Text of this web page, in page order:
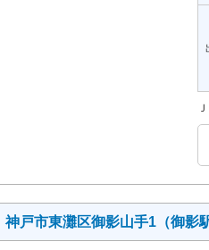
神戸市東灘区御影山手1（御影